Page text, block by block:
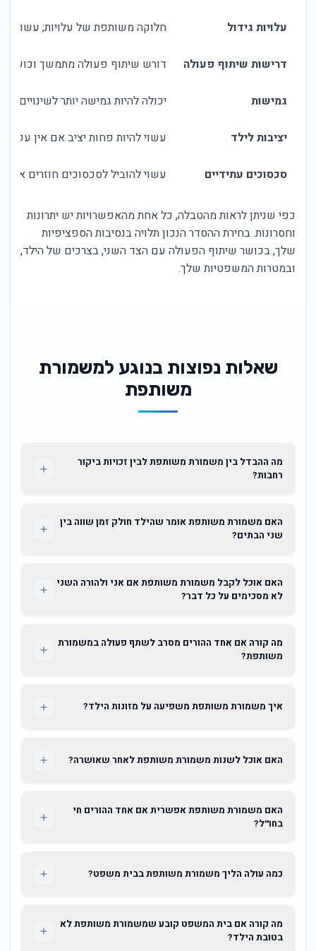
עלויות גידול חלוקה משותפת של עלויות; עשוי
דרישות שיתוף פעולה דורש שיתוף פעולה מתמשך וכושר
גמישות יכולה להיות גמישה יותר לשינויים
יציבות לילד עשוי להיות פחות יציב אם אין
סכסוכים עתידיים עשוי להוביל לסכסוכים חוזרים אם
כפי שניתן לראות מהטבלה, כל אחת מהאפשרויות יש יתרונות
וחסרונות. בחירת ההסדר הנכון תלויה בנסיבות הספציפיות
שלך, בכושר שיתוף הפעולה עם הצד השני, בצרכים של הילד,
ובמטרות המשפטיות שלך.
שאלות נפוצות בנוגע למשמורת
משותפת
מה ההבדל בין משמורת משותפת לבין זכויות ביקור
רחבות?
האם משמורת משותפת אומר שהילד חולק זמן שווה בין
שני הבתים?
האם אוכל לקבל משמורת משותפת אם אני ולהורה השני
לא מסכימים על כל דבר?
מה קורה אם אחד ההורים מסרב לשתף פעולה במשמורת
משותפת?
איך משמורת משותפת משפיעה על מזונות הילד?
האם אוכל לשנות משמורת משותפת לאחר שאושרה?
האם משמורת משותפת אפשרית אם אחד ההורים חי
בחו״ל?
כמה עולה הליך משמורת משותפת בבית משפט?
מה קורה אם בית המשפט קובע שמשמורת משותפת לא
בטובת הילד?